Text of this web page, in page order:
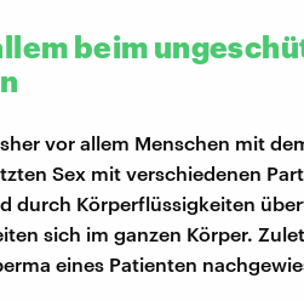
beim
vor allem Menschen mit
Sex mit verschiedenen
durch Körperflüssigkeiten
sich im ganzen Körper.
eines Patienten